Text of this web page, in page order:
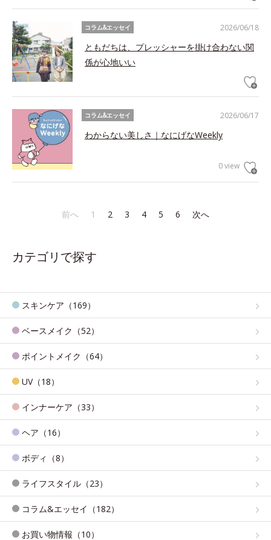
2026/06/18
コラム&エッセイ
ともだちは、プレッシャーを掛け合わない関
係が心地いい
2026/06/17
コラム&エッセイ
わからない美しさ｜なにげなWeekly
0 view
前へ 1 2 3 4 5 6 次へ
カテゴリで探す
スキンケア（169）
ベースメイク（52）
ポイントメイク（64）
UV（18）
インナーケア（33）
ヘア（16）
ボディ（8）
ライフスタイル（23）
コラム&エッセイ（182）
お買い物情報（10）